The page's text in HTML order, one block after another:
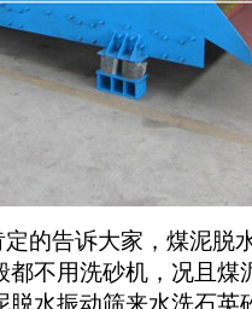
的告诉大家，煤泥脱
都不用洗砂机，况且